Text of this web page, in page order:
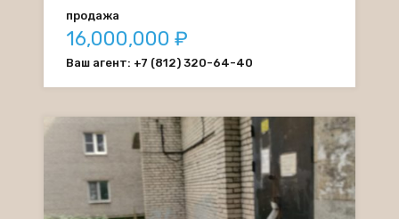
продажа
16,000,000 ₽
Ваш агент: +7 (812) 320-64-40